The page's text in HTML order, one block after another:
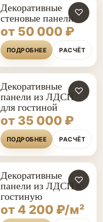
♡
Декоративные
стеновые панели
от 50 000 ₽
ПОДРОБНЕЕ РАСЧЁТ
♡
Декоративные
панели из ЛДСП
для гостиной
от 35 000 ₽
ПОДРОБНЕЕ РАСЧЁТ
♡
Декоративные
панели из ЛДСП в
гостиную
от 4 200 ₽/м²